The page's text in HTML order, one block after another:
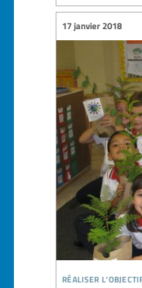
réaliser
17 janvier 2018